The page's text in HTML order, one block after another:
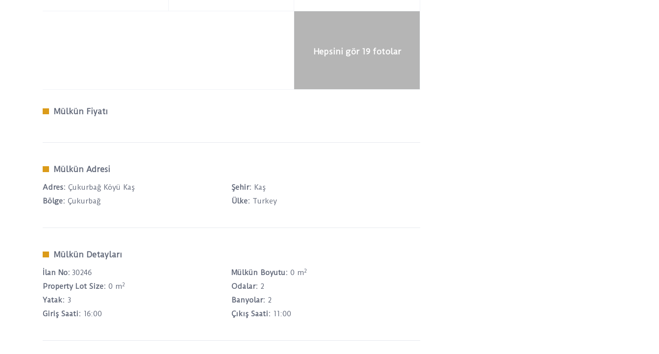
Hepsini gör 19 fotolar
Mülkün Fiyatı
Mülkün Adresi
Adres: Çukurbağ Köyü Kaş Şehir: Kaş
Bölge: Çukurbağ Ülke: Turkey
Mülkün Detayları
İlan No: 30246 Mülkün Boyutu: 0 m2
Property Lot Size: 0 m2 Odalar: 2
Yatak: 3 Banyolar: 2
Giriş Saati: 16:00 Çıkış Saati: 11:00